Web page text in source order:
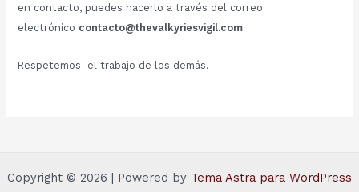
en contacto, puedes hacerlo a través del correo
electrónico contacto@thevalkyriesvigil.com
Respetemos el trabajo de los demás.
Copyright © 2026 | Powered by Tema Astra para WordPress